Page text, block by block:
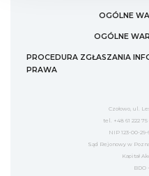
OGÓLNE
OGÓLNE
PROCEDURA ZGŁASZANIA
PRAWA
Czołowo, ul.
tel. +48 61 222 75
NIP 123-00-29-
Sąd Rejonowy w
Kapitał
BDO